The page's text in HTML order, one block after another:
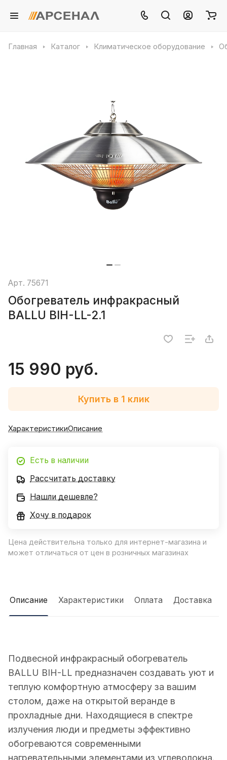
Главная Каталог Климатическое оборудование
Арт. 75671
Обогреватель инфракрасный
BALLU BIH-LL-2.1
15 990 руб.
Купить в 1 клик
ХарактеристикиОписание
Есть в наличии
Рассчитать доставку
Нашли дешевле?
Хочу в подарок
Цена действительна только для интернет-магазина и
может отличаться от цен в розничных магазинах
Описание Характеристики Оплата Доставка
Подвесной инфракрасный обогреватель
BALLU BIH-LL предназначен создавать уют и
теплую комфортную атмосферу за вашим
столом, даже на открытой веранде в
прохладные дни. Находящиеся в спектре
излучения люди и предметы эффективно
обогреваются современными